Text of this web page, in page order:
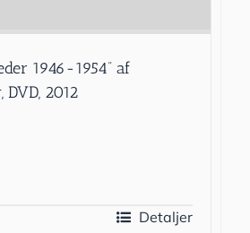
1946-1954” af
2012
Detaljer